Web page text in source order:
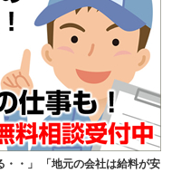
・・」 「地元の会社は給料が安